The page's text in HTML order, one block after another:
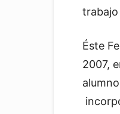
Éste
2007,